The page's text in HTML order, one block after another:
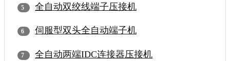
全自动双绞线端子压接机
伺服型双头全自动端子机
全自动两端IDC连接器压接机